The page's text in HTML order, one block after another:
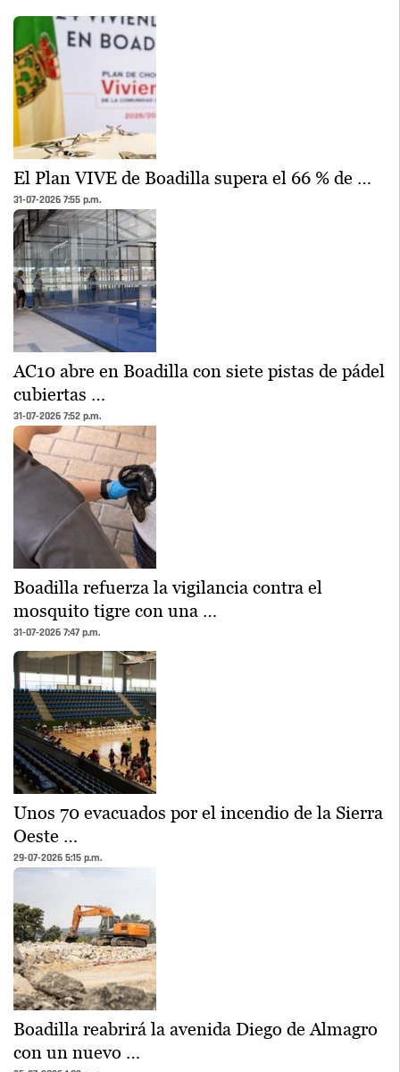
El Plan VIVE de Boadilla supera el 66 % de …
31-07-2026 7:55 p.m.
AC10 abre en Boadilla con siete pistas de pádel
cubiertas …
31-07-2026 7:52 p.m.
Boadilla refuerza la vigilancia contra el
mosquito tigre con una …
31-07-2026 7:47 p.m.
Unos 70 evacuados por el incendio de la Sierra
Oeste …
29-07-2026 5:15 p.m.
Boadilla reabrirá la avenida Diego de Almagro
con un nuevo …